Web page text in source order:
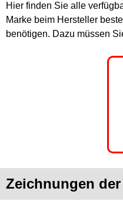
Hier finden Sie alle
Marke beim Hersteller
benötigen. Dazu müssen
Zeichnungen der